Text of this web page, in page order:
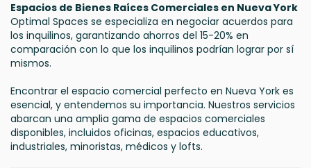
Espacios de Bienes Raíces Comerciales en Nueva York
Optimal Spaces se especializa en negociar acuerdos para
los inquilinos, garantizando ahorros del 15-20% en
comparación con lo que los inquilinos podrían lograr por sí
mismos.
Encontrar el espacio comercial perfecto en Nueva York es
esencial, y entendemos su importancia. Nuestros servicios
abarcan una amplia gama de espacios comerciales
disponibles, incluidos oficinas, espacios educativos,
industriales, minoristas, médicos y lofts.